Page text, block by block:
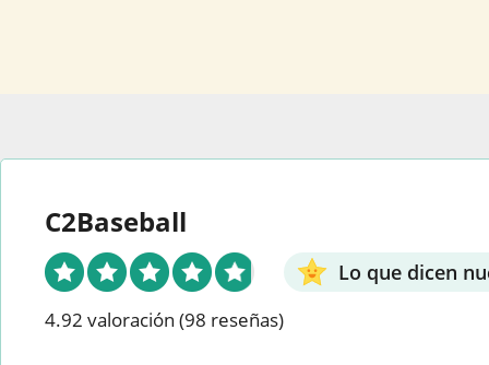
C2Baseball
Lo que dicen
4.92 valoración (98 reseñas)